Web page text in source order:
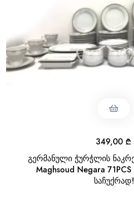
გერმანული ჭურჭლის
Maghsoud Negara 71PCS
საჩუქრად!
349,00 ₾